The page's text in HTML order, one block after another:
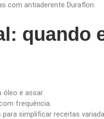
com antiaderente Duraflon.
quando
e assar.
frequência.
simplificar receitas